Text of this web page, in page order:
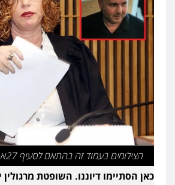
עו"ד יוסי חמצני
כלכלי צווארון לבן פשיעה
מס הלבנת הון
0505471497
גיל דביר – משרד עורכי
פלילי פשיעה כלכלית
0506217771
עו"ד אביגדור פלדמן
פלילי אסירים צווארון לבן
הצילומים בעמוד זה בהתאם לסעיף 27א לחוק זכויות יוצרים
כאן הסתיימו דיוננו. השופטת מרגולין